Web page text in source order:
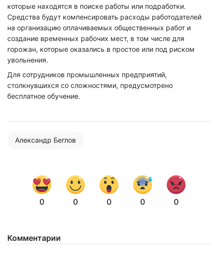
которые находятся в поиске работы или подработки.
Средства будут компенсировать расходы работодателей
на организацию оплачиваемых общественных работ и
создание временных рабочих мест, в том числе для
горожан, которые оказались в простое или под риском
увольнения.
Для сотрудников промышленных предприятий,
столкнувшихся со сложностями, предусмотрено
бесплатное обучение.
Александр Беглов
0 0 0 0 0
Комментарии